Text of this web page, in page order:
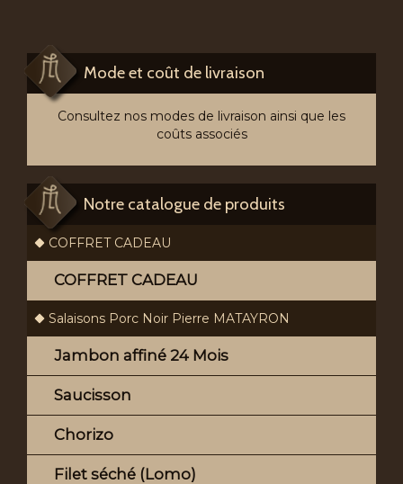
Mode et coût de livraison
Consultez nos modes de livraison ainsi que les
coûts associés
Notre catalogue de produits
COFFRET CADEAU
COFFRET CADEAU
Salaisons Porc Noir Pierre MATAYRON
Jambon affiné 24 Mois
Saucisson
Chorizo
Filet séché (Lomo)